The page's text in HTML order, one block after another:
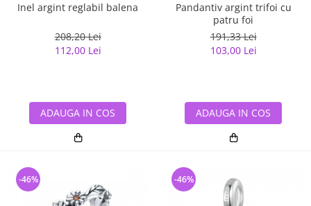
Inel argint reglabil balena
208,20 Lei
112,00 Lei
ADAUGA IN COS
Pandantiv argint trifoi cu
patru foi
191,33 Lei
103,00 Lei
ADAUGA IN COS
-46% -46%